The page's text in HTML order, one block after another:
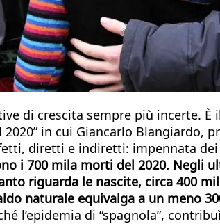
di crescita sempre più incerte.
in cui Giancarlo Blangiardo,
diretti e indiretti: impennata
i 700 mila morti del 2020. Negli
riguarda le nascite, circa 400
naturale equivalga a un meno
l’epidemia di “spagnola”,